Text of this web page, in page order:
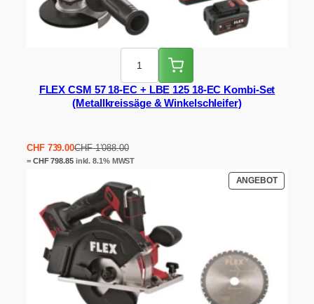
FLEX CSM 57 18-EC + LBE 125 18-EC Kombi-Set
(Metallkreissäge & Winkelschleifer)
CHF1’088.00
Ursprünglicher
Preis
CHF739.00
Aktueller
Preis
= CHF798.85inkl. 8.1% MWST
ANGEBOT
IM